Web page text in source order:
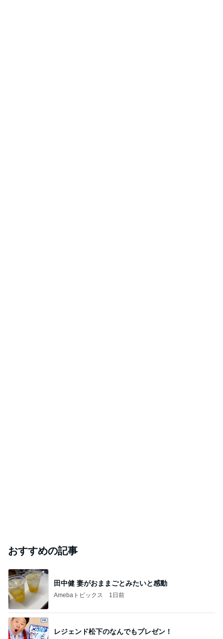
おすすめの記事
田中健 妻がおままごとみたいと感動
Amebaトピックス 1日前
レジェンド松下のなんでもプレゼン！